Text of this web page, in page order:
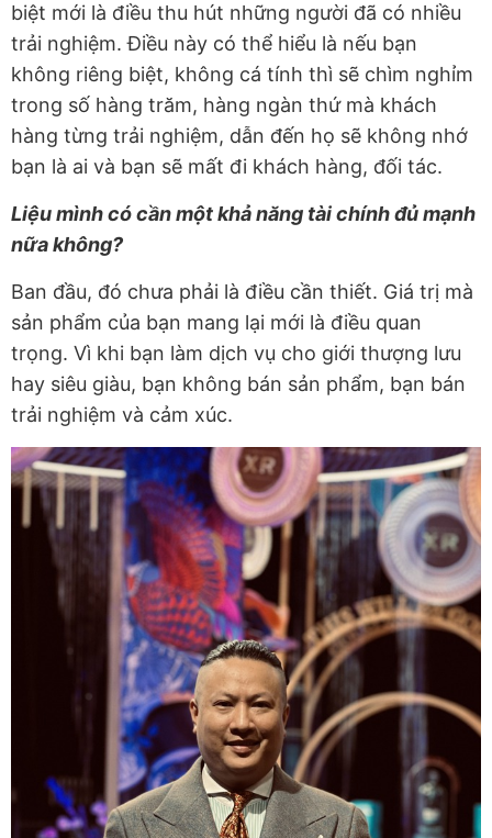
biệt mới là điều thu hút những người đã có nhiều
trải nghiệm. Điều này có thể hiểu là nếu bạn
không riêng biệt, không cá tính thì sẽ chìm nghỉm
trong số hàng trăm, hàng ngàn thứ mà khách
hàng từng trải nghiệm, dẫn đến họ sẽ không nhớ
bạn là ai và bạn sẽ mất đi khách hàng, đối tác.
Liệu mình có cần một khả năng tài chính đủ mạnh
nữa không?
Ban đầu, đó chưa phải là điều cần thiết. Giá trị mà
sản phẩm của bạn mang lại mới là điều quan
trọng. Vì khi bạn làm dịch vụ cho giới thượng lưu
hay siêu giàu, bạn không bán sản phẩm, bạn bán
trải nghiệm và cảm xúc.